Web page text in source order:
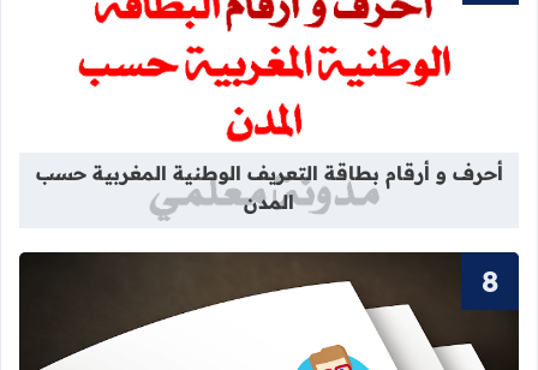
قراءة المزيد عن أحرف و أرقام
أحرف و أرقام بطاقة التعريف الوطنية المغربية حسب
المدن